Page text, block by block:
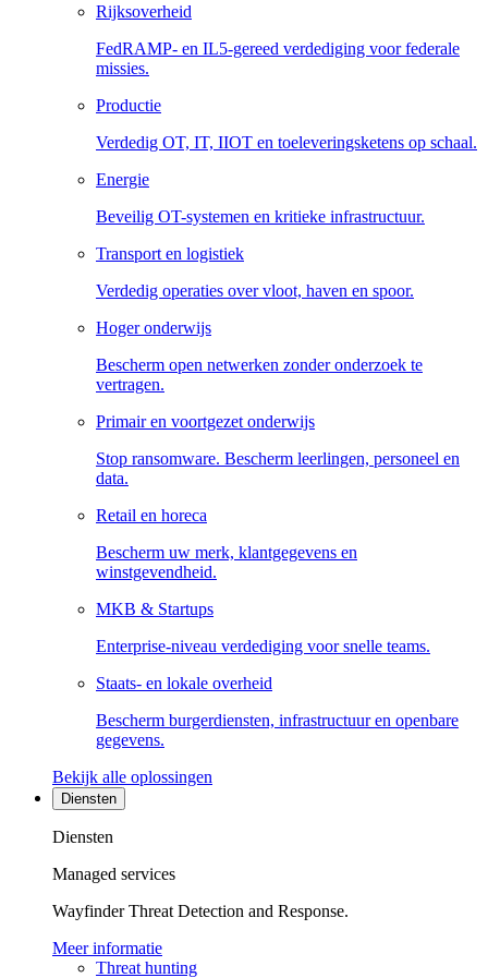
Rijksoverheid
FedRAMP- en IL5-gereed verdediging voor federale
missies.
Productie
Verdedig OT, IT, IIOT en toeleveringsketens op schaal.
Energie
Beveilig OT-systemen en kritieke infrastructuur.
Transport en logistiek
Verdedig operaties over vloot, haven en spoor.
Hoger onderwijs
Bescherm open netwerken zonder onderzoek te
vertragen.
Primair en voortgezet onderwijs
Stop ransomware. Bescherm leerlingen, personeel en
data.
Retail en horeca
Bescherm uw merk, klantgegevens en
winstgevendheid.
MKB & Startups
Enterprise-niveau verdediging voor snelle teams.
Staats- en lokale overheid
Bescherm burgerdiensten, infrastructuur en openbare
gegevens.
Bekijk alle oplossingen
Diensten
Diensten
Managed services
Wayfinder Threat Detection and Response.
Meer informatie
Threat hunting